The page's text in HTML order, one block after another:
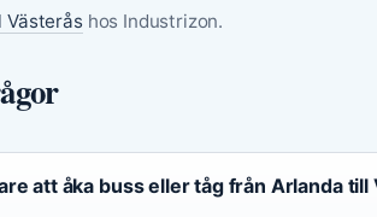
Västeråshos Industrizon.
att åka buss eller tåg från Arlanda till